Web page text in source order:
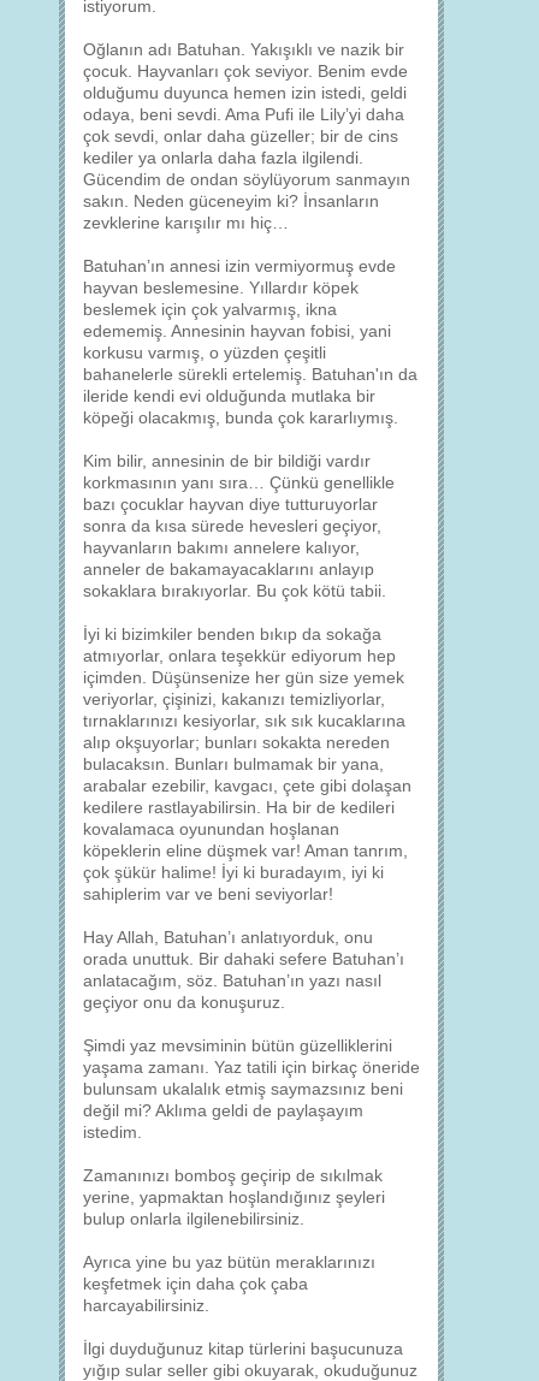
istiyorum.
Oğlanın adı Batuhan. Yakışıklı ve nazik bir
çocuk. Hayvanları çok seviyor. Benim evde
olduğumu duyunca hemen izin istedi, geldi
odaya, beni sevdi. Ama Pufi ile Lily’yi daha
çok sevdi, onlar daha güzeller; bir de cins
kediler ya onlarla daha fazla ilgilendi.
Gücendim de ondan söylüyorum sanmayın
sakın. Neden güceneyim ki? İnsanların
zevklerine karışılır mı hiç…
Batuhan’ın annesi izin vermiyormuş evde
hayvan beslemesine. Yıllardır köpek
beslemek için çok yalvarmış, ikna
edememiş. Annesinin hayvan fobisi, yani
korkusu varmış, o yüzden çeşitli
bahanelerle sürekli ertelemiş. Batuhan'ın da
ileride kendi evi olduğunda mutlaka bir
köpeği olacakmış, bunda çok kararlıymış.
Kim bilir, annesinin de bir bildiği vardır
korkmasının yanı sıra… Çünkü genellikle
bazı çocuklar hayvan diye tutturuyorlar
sonra da kısa sürede hevesleri geçiyor,
hayvanların bakımı annelere kalıyor,
anneler de bakamayacaklarını anlayıp
sokaklara bırakıyorlar. Bu çok kötü tabii.
İyi ki bizimkiler benden bıkıp da sokağa
atmıyorlar, onlara teşekkür ediyorum hep
içimden. Düşünsenize her gün size yemek
veriyorlar, çişinizi, kakanızı temizliyorlar,
tırnaklarınızı kesiyorlar, sık sık kucaklarına
alıp okşuyorlar; bunları sokakta nereden
bulacaksın. Bunları bulmamak bir yana,
arabalar ezebilir, kavgacı, çete gibi dolaşan
kedilere rastlayabilirsin. Ha bir de kedileri
kovalamaca oyunundan hoşlanan
köpeklerin eline düşmek var! Aman tanrım,
çok şükür halime! İyi ki buradayım, iyi ki
sahiplerim var ve beni seviyorlar!
Hay Allah, Batuhan’ı anlatıyorduk, onu
orada unuttuk. Bir dahaki sefere Batuhan’ı
anlatacağım, söz. Batuhan’ın yazı nasıl
geçiyor onu da konuşuruz.
Şimdi yaz mevsiminin bütün güzelliklerini
yaşama zamanı. Yaz tatili için birkaç öneride
bulunsam ukalalık etmiş saymazsınız beni
değil mi? Aklıma geldi de paylaşayım
istedim.
Zamanınızı bomboş geçirip de sıkılmak
yerine, yapmaktan hoşlandığınız şeyleri
bulup onlarla ilgilenebilirsiniz.
Ayrıca yine bu yaz bütün meraklarınızı
keşfetmek için daha çok çaba
harcayabilirsiniz.
İlgi duyduğunuz kitap türlerini başucunuza
yığıp sular seller gibi okuyarak, okuduğunuz